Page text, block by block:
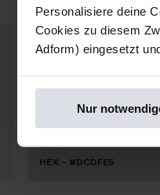
Personalisiere deine
Cookies zu diesem
Adform) eingesetzt
Nur
HEX - #DCDFE5